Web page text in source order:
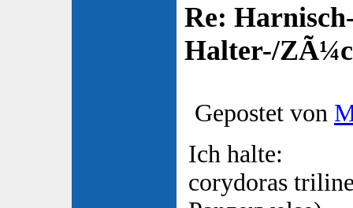
Re:
Halter-/
Gepostet von
Ich halte:
corydoras